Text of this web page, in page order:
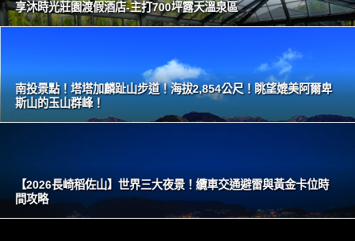
享沐時光莊園渡假酒店-主打700坪露天溫泉區
南投景點！塔塔加麟趾山步道！海拔2,854公尺！眺望媲美阿爾卑
斯山的玉山群峰！
【2026長崎稻佐山】世界三大夜景！纜車交通避雷與黃金卡位時
間攻略